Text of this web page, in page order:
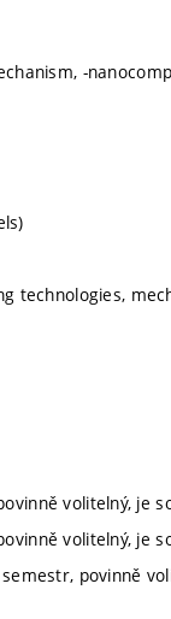
-
technologies,
volitelný, je
volitelný, je
povinně